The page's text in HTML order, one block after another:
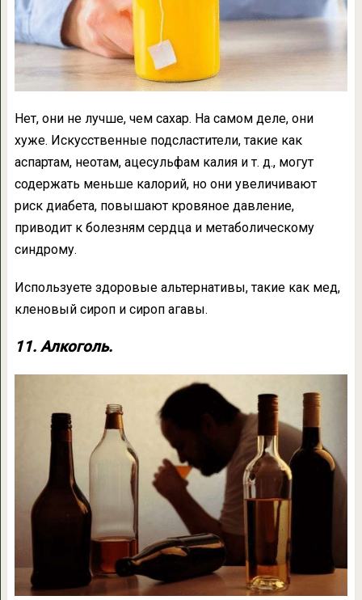
Нет, они не лучше, чем сахар. На самом деле, они
хуже. Искусственные подсластители, такие как
аспартам, неотам, ацесульфам калия и т. д., могут
содержать меньше калорий, но они увеличивают
риск диабета, повышают кровяное давление,
приводит к болезням сердца и метаболическому
синдрому.
Используете здоровые альтернативы, такие как мед,
кленовый сироп и сироп агавы.
11. Алкоголь.